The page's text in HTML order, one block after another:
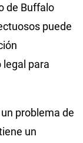
de Buffalo
puede
para
problema de
un